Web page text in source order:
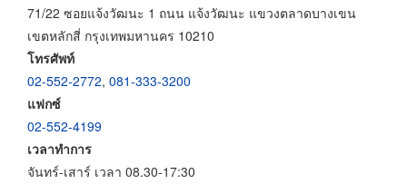
71/22 ซอยแจ้งวัฒนะ 1 ถนน แจ้งวัฒนะ แขวงตลาดบางเขน
เขตหลักสี่ กรุงเทพมหานคร 10210
โทรศัพท์
02-552-2772, 081-333-3200
แฟกซ์
02-552-4199
เวลาทำการ
จันทร์-เสาร์ เวลา 08.30-17:30